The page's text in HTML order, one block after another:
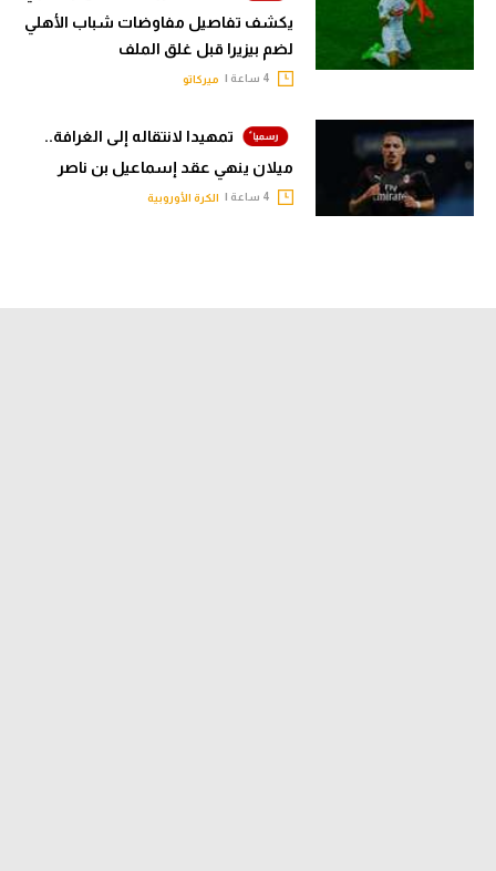
يكشف تفاصيل مفاوضات شباب الأهلي
لضم بيزيرا قبل غلق الملف
ميركاتو
تمهيدا لانتقاله إلى الغرافة..
ميلان ينهي عقد إسماعيل بن ناصر
الكرة الأوروبية